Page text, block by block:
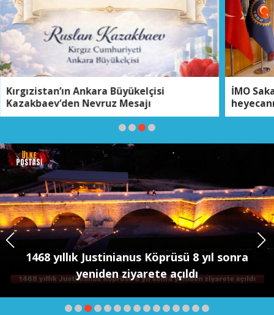
İMO Sakarya’da genel kurul ve seçim
heyecanı
SAKARYA’DA DOĞAYLA BULUŞMA: MİLLİ
PARKLAR’DAN İL ORMANI’NDA ÖRNEK "AİLE
KAMPI" ETKİNLİĞİ